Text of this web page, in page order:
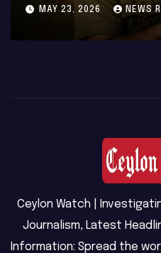
MAY 23, 2026 NEWS
Ceylon Watch |
Journalism, Latest
Information: Spread the